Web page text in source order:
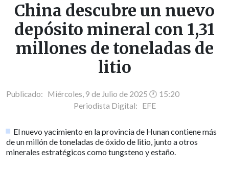
China descubre un nuevo
depósito mineral con 1,31
millones de toneladas de
litio
Publicado: Miércoles, 9 de Julio de 2025 🕐 15:20
Periodista Digital: EFE
El nuevo yacimiento en la provincia de Hunan contiene más
de un millón de toneladas de óxido de litio, junto a otros
minerales estratégicos como tungsteno y estaño.